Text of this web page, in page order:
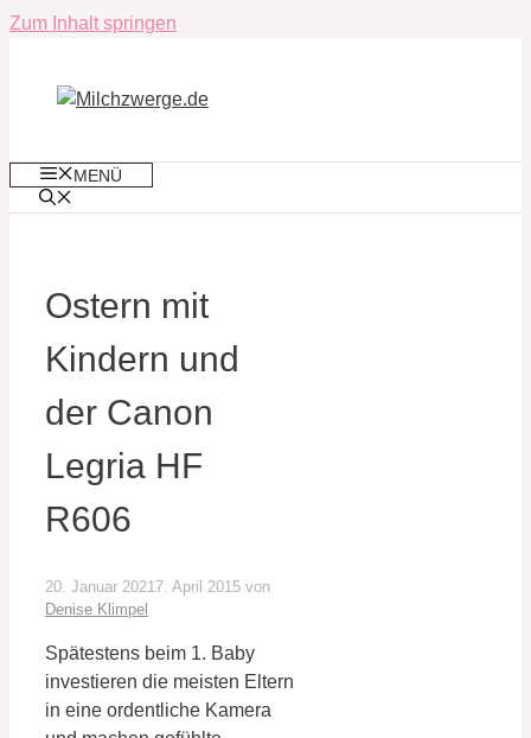
Zum Inhalt springen
MENÜ
Ostern mit
Kindern und
der Canon
Legria HF
R606
20. Januar 2021 7. April 2015 von
Denise Klimpel
Spätestens beim 1. Baby
investieren die meisten Eltern
in eine ordentliche Kamera